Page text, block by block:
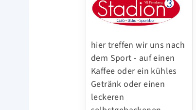
hier treffen wir uns nach
dem Sport - auf einen
Kaffee oder ein kühles
Getränk oder einen
leckeren